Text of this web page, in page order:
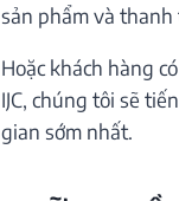
sản phẩm và
Hoặc khách hàng
IJC, chúng tôi sẽ
gian sớm nhất.